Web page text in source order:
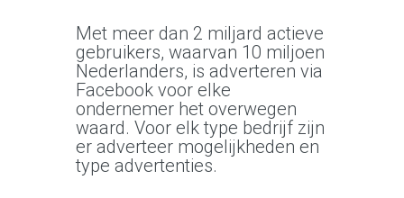
Met meer dan 2 miljard actieve
gebruikers, waarvan 10 miljoen
Nederlanders, is adverteren via
Facebook voor elke
ondernemer het overwegen
waard. Voor elk type bedrijf zijn
er adverteer mogelijkheden en
type advertenties.